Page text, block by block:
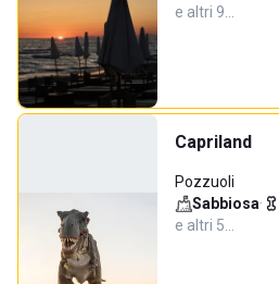
e altri 9…
Capriland
Pozzuoli
Sabbiosa·
e altri 5…